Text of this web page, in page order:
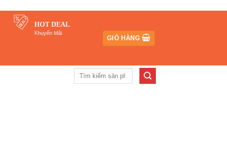
HOT DEAL
Khuyến Mãi
GIỎ HÀNG
Tìm